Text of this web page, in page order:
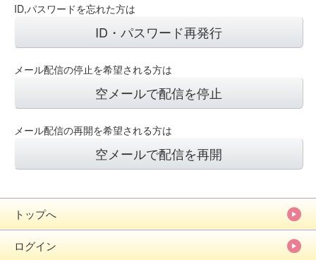
ID,パスワードを忘れた方は
ID・パスワード再発行
メール配信の停止を希望される方は
空メールで配信を停止
メール配信の再開を希望される方は
空メールで配信を再開
トップへ
ログイン